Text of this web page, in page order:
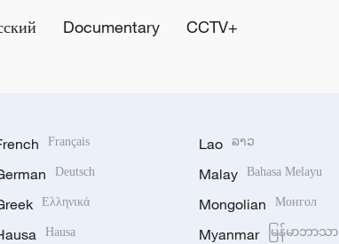
Documentary CCTV+
Français
Deutsch
Ελληνικά
Hausa
Lao ລາວ
Malay Bahasa Melayu
Mongolian Монгол
Myanmar မြန်မာဘာသာ